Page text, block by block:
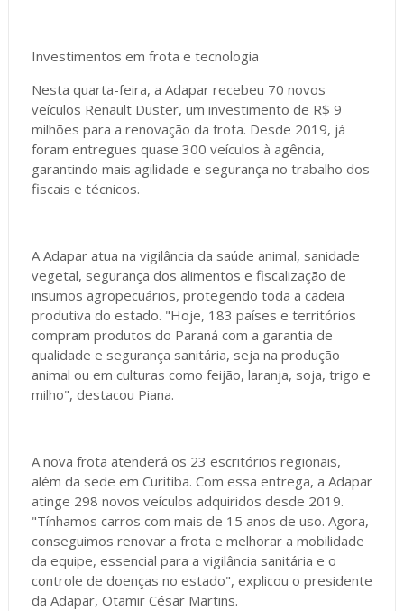
Investimentos em frota e tecnologia
Nesta quarta-feira, a Adapar recebeu 70 novos
veículos Renault Duster, um investimento de R$ 9
milhões para a renovação da frota. Desde 2019, já
foram entregues quase 300 veículos à agência,
garantindo mais agilidade e segurança no trabalho dos
fiscais e técnicos.
A Adapar atua na vigilância da saúde animal, sanidade
vegetal, segurança dos alimentos e fiscalização de
insumos agropecuários, protegendo toda a cadeia
produtiva do estado. "Hoje, 183 países e territórios
compram produtos do Paraná com a garantia de
qualidade e segurança sanitária, seja na produção
animal ou em culturas como feijão, laranja, soja, trigo e
milho", destacou Piana.
A nova frota atenderá os 23 escritórios regionais,
além da sede em Curitiba. Com essa entrega, a Adapar
atinge 298 novos veículos adquiridos desde 2019.
"Tínhamos carros com mais de 15 anos de uso. Agora,
conseguimos renovar a frota e melhorar a mobilidade
da equipe, essencial para a vigilância sanitária e o
controle de doenças no estado", explicou o presidente
da Adapar, Otamir César Martins.